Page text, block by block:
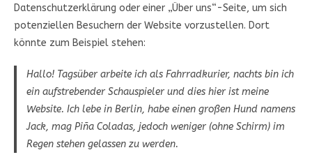
Datenschutzerklärung oder einer „Über uns“-Seite, um sich
potenziellen Besuchern der Website vorzustellen. Dort
könnte zum Beispiel stehen:
Hallo! Tagsüber arbeite ich als Fahrradkurier, nachts bin ich
ein aufstrebender Schauspieler und dies hier ist meine
Website. Ich lebe in Berlin, habe einen großen Hund namens
Jack, mag Piña Coladas, jedoch weniger (ohne Schirm) im
Regen stehen gelassen zu werden.